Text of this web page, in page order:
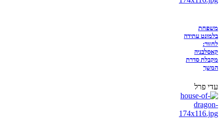
משפחת
בלמונט עתידה
לחזור:
קאסלבניה
מקבלת סדרת
המשך
עדי פרל